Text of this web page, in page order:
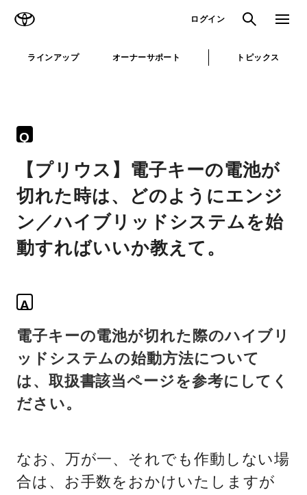
ログイン 検索 メニュ
ラインアップ オーナーサポート トピックス
Q
【プリウス】電子キーの電池が
切れた時は、どのようにエンジ
ン／ハイブリッドシステムを始
動すればいいか教えて。
A
電子キーの電池が切れた際のハイブリ
ッドシステムの始動方法について
は、取扱書該当ページを参考にしてく
ださい。
なお、万が一、それでも作動しない場
合は、お手数をおかけいたしますが